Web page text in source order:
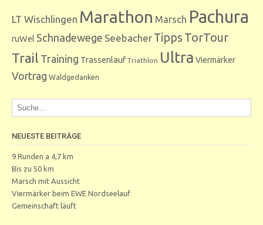
LT Wischlingen Marathon Marsch Pachura
ruWel Schnadewege Seebacher Tipps TorTour
Trail Training Trassenlauf Triathlon Ultra Viermärker
Vortrag Waldgedanken
NEUESTE BEITRÄGE
9 Runden a 4,7 km
Bis zu 50 km
Marsch mit Aussicht
Viermärker beim EWE Nordseelauf
Gemeinschaft läuft